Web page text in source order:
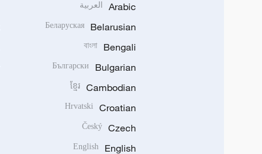
Arabic العربية
Belarusian
Беларуская
Bengali
বাংলা
Bulgarian
Български
Cambodian
ខ្មែរ
Croatian
Hrvatski
Czech
Český
English
English